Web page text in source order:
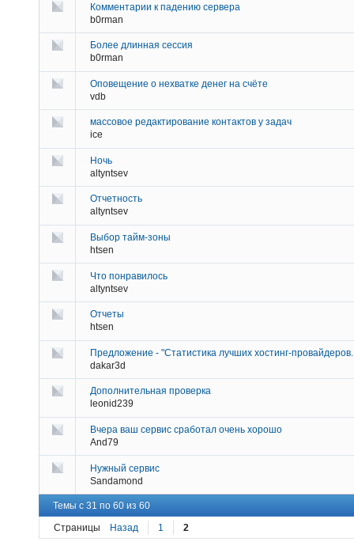
Комментарии к падению сервера
b0rman
Более длинная сессия
b0rman
Оповещение о нехватке денег на счёте
vdb
массовое редактирование контактов у задач
ice
Ночь
altyntsev
Отчетность
altyntsev
Выбор тайм-зоны
htsen
Что понравилось
altyntsev
Отчеты
htsen
Предложение - "Статистика лучших хостинг-
dakar3d
Дополнительная проверка
leonid239
Вчера ваш сервис сработал очень хорошо
And79
Нужный сервис
Sandamond
Темы с 31 по 60 из 60
Страницы
Назад 1 2